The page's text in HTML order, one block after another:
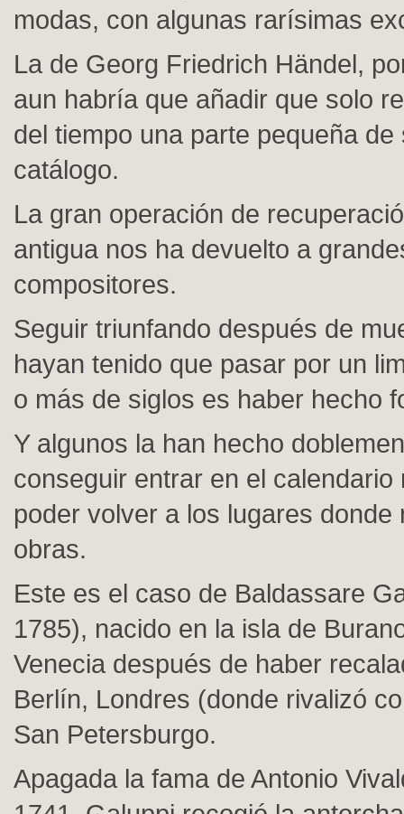
modas, con algunas rarísimas
La de Georg Friedrich Händel,
aun habría que añadir que solo
del tiempo una parte pequeña de
catálogo.
La gran operación de
antigua nos ha devuelto a
compositores.
Seguir triunfando después de
hayan tenido que pasar por un
o más de siglos es haber hecho
Y algunos la han hecho
conseguir entrar en el calendario
poder volver a los lugares donde
obras.
Este es el caso de Baldassare
1785), nacido en la isla de
Venecia después de haber
Berlín, Londres (donde rivalizó
San Petersburgo.
Apagada la fama de Antonio